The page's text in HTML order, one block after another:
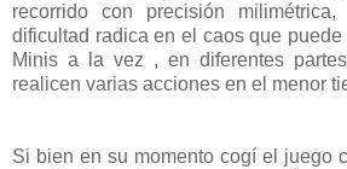
recorrido con precisión
dificultad radica en el caos que
Minis a la vez , en diferentes
realicen varias acciones en el menor
Si bien en su momento cogí el juego